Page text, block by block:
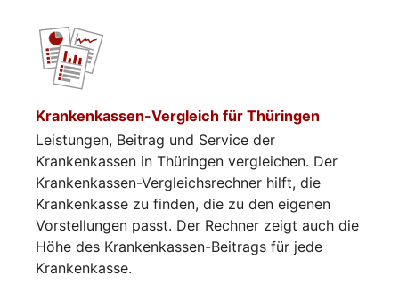
Krankenkassen-Vergleich für Thüringen
Leistungen, Beitrag und Service der
Krankenkassen in Thüringen vergleichen. Der
Krankenkassen-Vergleichsrechner hilft, die
Krankenkasse zu finden, die zu den eigenen
Vorstellungen passt. Der Rechner zeigt auch die
Höhe des Krankenkassen-Beitrags für jede
Krankenkasse.